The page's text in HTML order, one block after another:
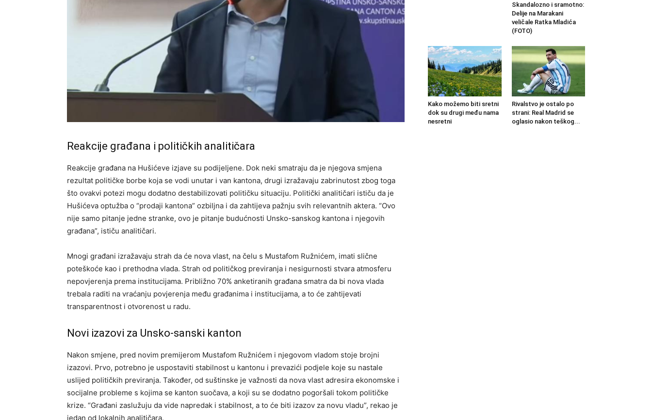
Reakcije građana i političkih analitičara
Reakcije građana na Hušićeve izjave su podijeljene. Dok neki smatraju da je njegova smjena
rezultat političke borbe koja se vodi unutar i van kantona, drugi izražavaju zabrinutost zbog toga
što ovakvi potezi mogu dodatno destabilizovati političku situaciju. Politički analitičari ističu da je
Hušićeva optužba o “prodaji kantona” ozbiljna i da zahtijeva pažnju svih relevantnih aktera. “Ovo
nije samo pitanje jedne stranke, ovo je pitanje budućnosti Unsko-sanskog kantona i njegovih
građana”, ističu analitičari.
Mnogi građani izražavaju strah da će nova vlast, na čelu s Mustafom Ružnićem, imati slične
poteškoće kao i prethodna vlada. Strah od političkog previranja i nesigurnosti stvara atmosferu
nepovjerenja prema institucijama. Približno 70% anketiranih građana smatra da bi nova vlada
trebala raditi na vraćanju povjerenja među građanima i institucijama, a to će zahtijevati
transparentnost i otvorenost u radu.
Novi izazovi za Unsko-sanski kanton
Nakon smjene, pred novim premijerom Mustafom Ružnićem i njegovom vladom stoje brojni
izazovi. Prvo, potrebno je uspostaviti stabilnost u kantonu i prevazići podjele koje su nastale
uslijed političkih previranja. Također, od suštinske je važnosti da nova vlast adresira ekonomske i
socijalne probleme s kojima se kanton suočava, a koji su se dodatno pogoršali tokom političke
krize. “Građani zaslužuju da vide napredak i stabilnost, a to će biti izazov za novu vladu”, rekao je
jedan od lokalnih analitičara.
Skandalozno i sramotno:
Delije na Marakani
veličale Ratka Mladića
(FOTO)
Kako možemo biti sretni
dok su drugi među nama
nesretni
Rivalstvo je ostalo po
strani: Real Madrid se
oglasio nakon teškog...